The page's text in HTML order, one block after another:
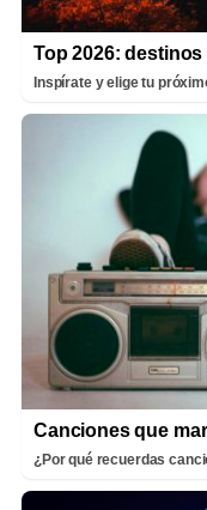
Top 2026: destinos
Inspírate y elige tu
Canciones que
¿Por qué recuerdas